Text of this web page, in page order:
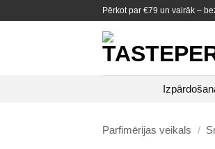
to
Pērkot par €79 un vairāk –
Parfimērijas veikals /